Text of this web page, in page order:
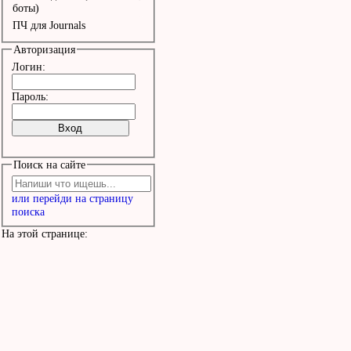
Она поклонница фрилова
Весь мир остался в
О, Евдокия Кулакова
Эта толстая корова
Вечно спит до
Эта толстая корова
Она немного нездорова
Весь мир остался в
боты)
ПЧ для Journals
Авторизация
Логин:
Пароль:
Поиск на сайте
или перейди на страницу
поиска
На этой странице: